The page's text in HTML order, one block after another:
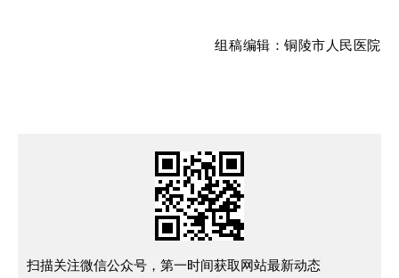
组稿编辑：铜陵市人民医院
扫描关注微信公众号，第一时间获取网站最新动态